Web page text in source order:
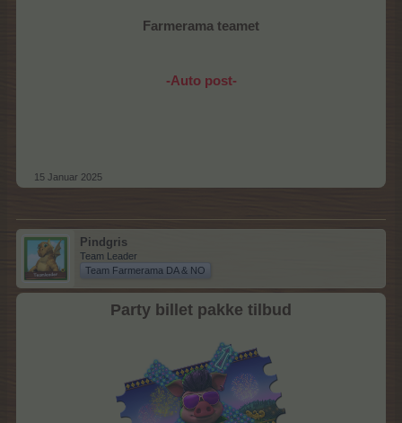
Farmerama teamet
-Auto post-
15 Januar 2025
Pindgris
Team Leader
Team Farmerama DA & NO
Party billet pakke tilbud